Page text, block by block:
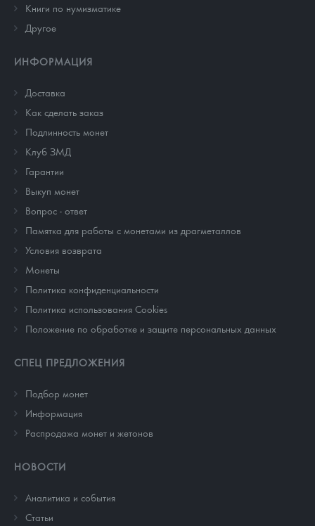
Книги по нумизматике
Другое
ИНФОРМАЦИЯ
Доставка
Как сделать заказ
Подлинность монет
Клуб ЗМД
Гарантии
Выкуп монет
Вопрос - ответ
Памятка для работы с монетами из драгметаллов
Условия возврата
Монеты
Политика конфиденциальности
Политика использования Cookies
Положение по обработке и защите персональных данных
СПЕЦ ПРЕДЛОЖЕНИЯ
Подбор монет
Информация
Распродажа монет и жетонов
НОВОСТИ
Аналитика и события
Cтатьи